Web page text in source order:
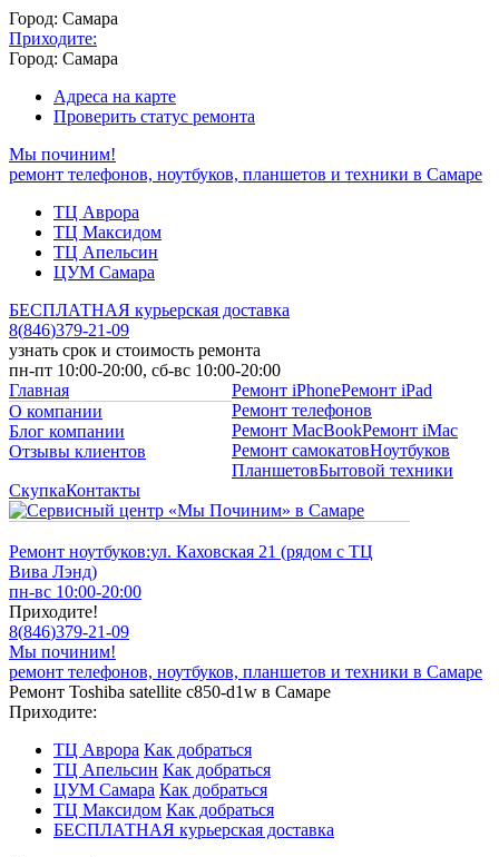
Город: Самара
Приходите:
Город: Самара
Адреса на карте
Проверить статус ремонта
Мы починим!
ремонт телефонов, ноутбуков, планшетов и техники в Самаре
ТЦ Аврора
ТЦ Максидом
ТЦ Апельсин
ЦУМ Самара
БЕСПЛАТНАЯ курьерская доставка
8(846)379-21-09
узнать срок и стоимость ремонта
пн-пт 10:00-20:00, сб-вс 10:00-20:00
Главная
О компании
Блог компании
Отзывы клиентов
Ремонт iPhoneРемонт iPad
Ремонт телефонов
Ремонт MacBookРемонт iMac
Ремонт самокатовНоутбуков
ПланшетовБытовой техники
СкупкаКонтакты
Ремонт ноутбуков:ул. Каховская 21 (рядом с ТЦ
Вива Лэнд)
пн-вс 10:00-20:00
Приходите!
8(846)379-21-09
Мы починим!
ремонт телефонов, ноутбуков, планшетов и техники в Самаре
Ремонт Toshiba satellite c850-d1w в Самаре
Приходите:
ТЦ Аврора Как добраться
ТЦ Апельсин Как добраться
ЦУМ Самара Как добраться
ТЦ Максидом Как добраться
БЕСПЛАТНАЯ курьерская доставка